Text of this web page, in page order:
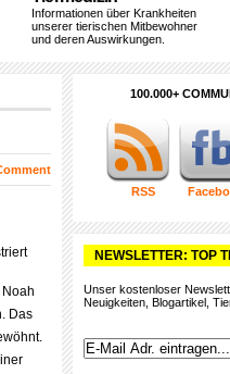
Informationen über Krankheiten
unserer tierischen Mitbewohner
und deren Auswirkungen.
Das
100.000+
RSS
NEWSLETTER: TOP
Unser kostenloser
Neuigkeiten, Blogartikel,